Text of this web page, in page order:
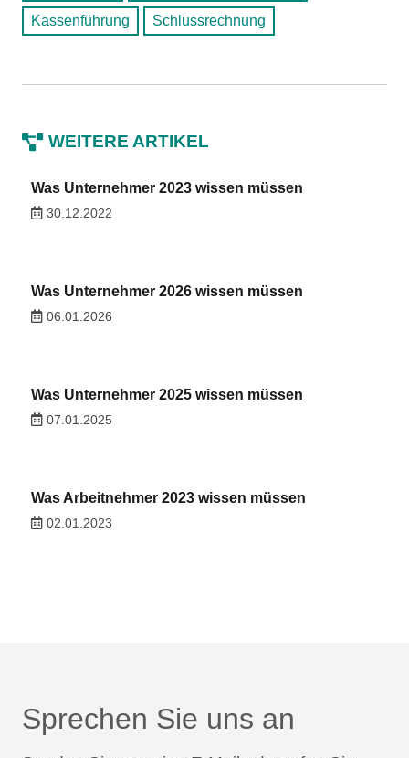
Kassenführung Schlussrechnung
WEITERE ARTIKEL
Was Unternehmer 2023 wissen müssen
30.12.2022
Was Unternehmer 2026 wissen müssen
06.01.2026
Was Unternehmer 2025 wissen müssen
07.01.2025
Was Arbeitnehmer 2023 wissen müssen
02.01.2023
Sprechen Sie uns an